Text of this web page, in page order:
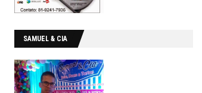
SAMUEL & CIA